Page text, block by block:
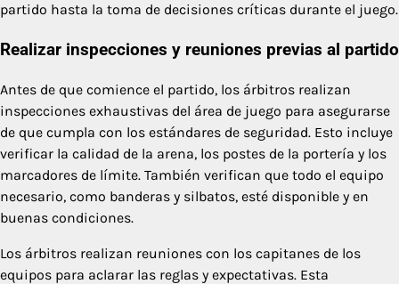
partido hasta la toma de decisiones críticas durante el juego.
Realizar inspecciones y reuniones previas al partido
Antes de que comience el partido, los árbitros realizan
inspecciones exhaustivas del área de juego para asegurarse
de que cumpla con los estándares de seguridad. Esto incluye
verificar la calidad de la arena, los postes de la portería y los
marcadores de límite. También verifican que todo el equipo
necesario, como banderas y silbatos, esté disponible y en
buenas condiciones.
Los árbitros realizan reuniones con los capitanes de los
equipos para aclarar las reglas y expectativas. Esta